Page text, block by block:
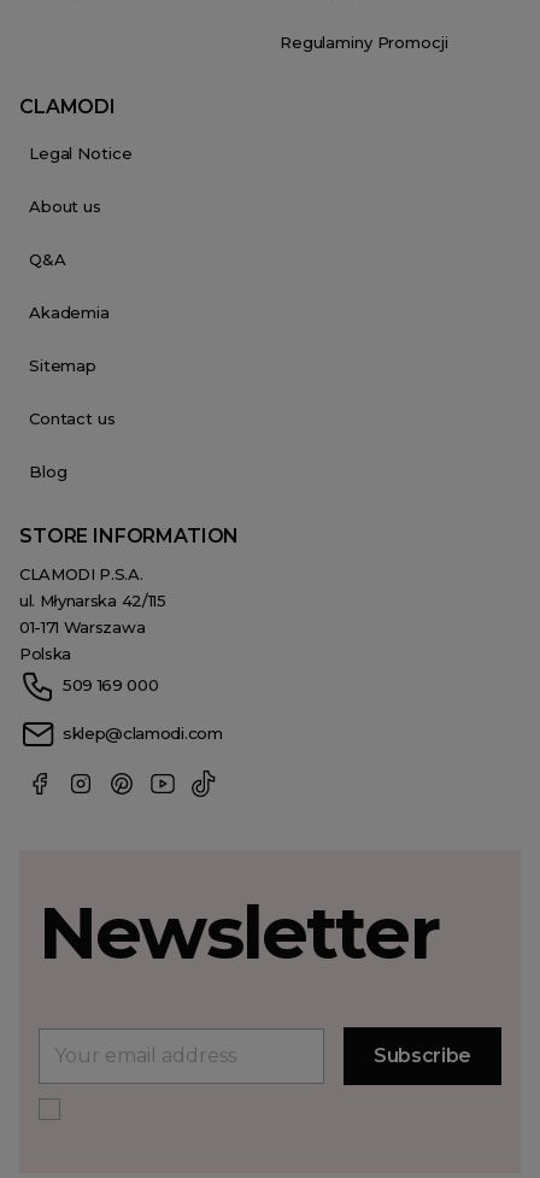
Regulaminy Promocji
CLAMODI
Legal Notice
About us
Q&A
Akademia
Sitemap
Contact us
Blog
STORE INFORMATION
CLAMODI P.S.A.
ul. Młynarska 42/115
01-171 Warszawa
Polska
509 169 000
sklep@clamodi.com
Newsletter